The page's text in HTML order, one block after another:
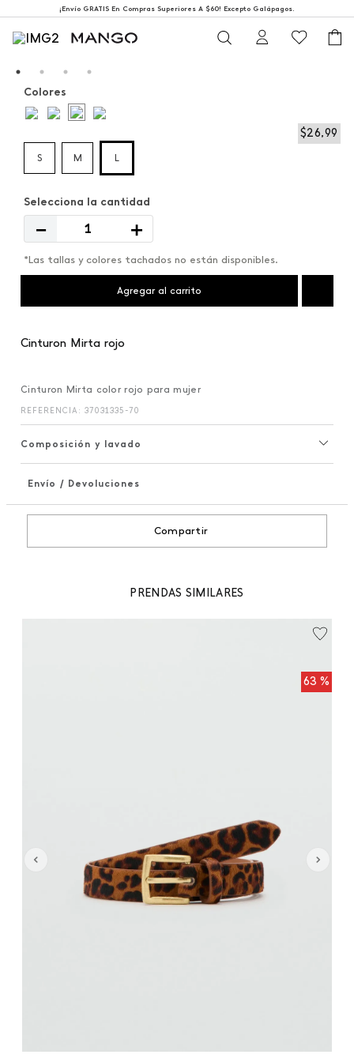
¡Envío GRATIS En Compras Superiores A $60! Excepto Galápagos.
$26,99
Colores
S M L
＋
－
*Las tallas y colores tachados no están disponibles.
Agregar al carrito
Cinturon Mirta rojo
Cinturon Mirta color rojo para mujer
REFERENCIA : 37031335-70
Composición y lavado
Envío / Devoluciones
Compartir
PRENDAS SIMILARES
63 %